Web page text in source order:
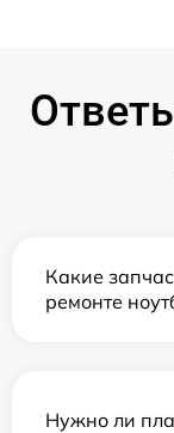
Какие
ремонте
Нужно ли